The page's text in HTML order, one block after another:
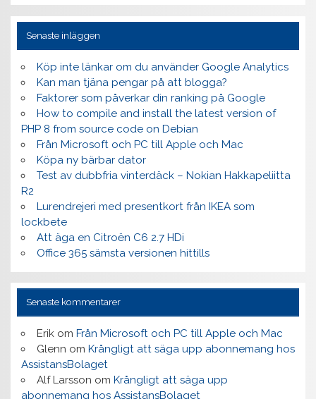
Senaste inläggen
Köp inte länkar om du använder Google Analytics
Kan man tjäna pengar på att blogga?
Faktorer som påverkar din ranking på Google
How to compile and install the latest version of
PHP 8 from source code on Debian
Från Microsoft och PC till Apple och Mac
Köpa ny bärbar dator
Test av dubbfria vinterdäck – Nokian Hakkapeliitta
R2
Lurendrejeri med presentkort från IKEA som
lockbete
Att äga en Citroën C6 2.7 HDi
Office 365 sämsta versionen hittills
Senaste kommentarer
Erikom Från Microsoft och PC till Apple och Mac
Glenn om Krångligt att säga upp abonnemang hos
AssistansBolaget
Alf Larsson om Krångligt att säga upp
abonnemang hos AssistansBolaget